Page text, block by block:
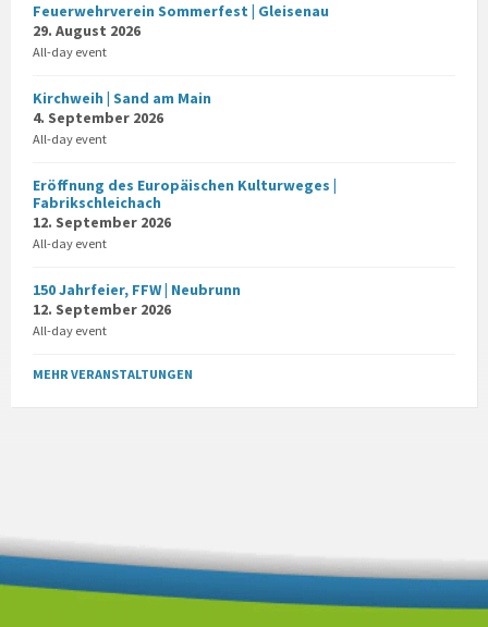
Feuerwehrverein Sommerfest | Gleisenau
29. August 2026
All-day event
Kirchweih | Sand am Main
4. September 2026
All-day event
Eröffnung des Europäischen Kulturweges |
Fabrikschleichach
12. September 2026
All-day event
150 Jahrfeier, FFW | Neubrunn
12. September 2026
All-day event
MEHR VERANSTALTUNGEN